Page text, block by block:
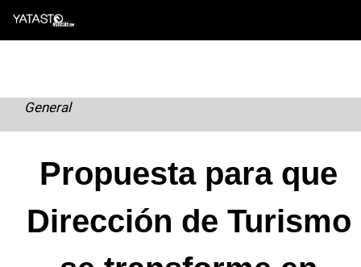
Skip
General
Propuesta para que
Dirección de Turismo